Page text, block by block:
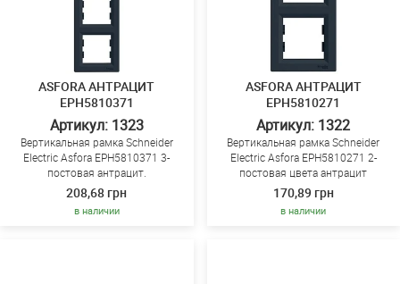
ASFORA АНТРАЦИТ
EPH5810371
Артикул: 1323
Вертикальная рамка Schneider
Electric Asfora EPH5810371 3-
постовая антрацит.
208,68 грн
в наличии
ASFORA АНТРАЦИТ
EPH5810271
Артикул: 1322
Вертикальная рамка Schneider
Electric Asfora EPH5810271 2-
постовая цвета антрацит
170,89 грн
в наличии